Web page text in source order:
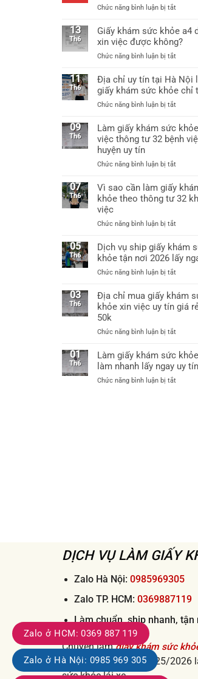
khỏe
tư
25/2026
Chức năng bình luận bị tắtở
vụ
làm
giấy
khám
khỏe
a3
13
Th6
Giấy khám sức khỏe a4
xin việc được không?
Chức năng bình luận bị tắtở
khám
sức
a4
xin
việc
11
Th6
Địa chỉ uy tín tại Hà Nội
giấy khám sức khỏe chỉ
Chức năng bình luận bị tắtở
chỉ
uy
Hà
làm
giấy
khỏe
từ
60k
09
Th6
Làm giấy khám sức
việc thông tư 32 bệnh
huyện uy tín
Chức năng bình luận bị tắtở
giấy
khám
xin
thông
tư
cấp
huyện
tín
07
Th6
Vì sao cần làm giấy
khỏe theo thông tư 32
việc
Chức năng bình luận bị tắtở
sao
cần
làm
giấy
sức
khỏe
khi
xin
việc
05
Th6
Dịch vụ ship giấy khám
khỏe tận nơi 2026 lấy
Chức năng bình luận bị tắtở
vụ
ship
giấy
sức
tận
nơi
03
Th6
Địa chỉ mua giấy khám
khỏe xin việc uy tín giá
50k
Chức năng bình luận bị tắtở
chỉ
giấy
khám
01
Th6
Làm giấy khám sức
làm nhanh lấy ngay uy
Chức năng bình luận bị tắtở
DỊCH VỤ LÀM GIẤY
Zalo Hà Nội:0985969305
Zalo TP. HCM: 0369887119
Làm chuẩn, ship nhanh, tận
Chuyên làmgiấy khám sức
thông tư 32, thông tư 25/2026
sức khỏe lái xe...
Zalo ở HCM: 0369 887 119
Zalo ở Hà Nội: 0985 969 305